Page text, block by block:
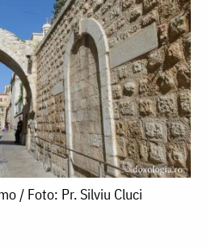
/ Foto: Pr. Silviu Cluci